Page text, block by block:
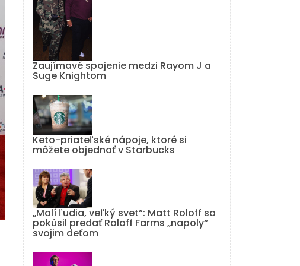
Zaujímavé spojenie medzi Rayom J a
Suge Knightom
Keto-priateľské nápoje, ktoré si
môžete objednať v Starbucks
„Malí ľudia, veľký svet“: Matt Roloff sa
pokúsil predať Roloff Farms „napoly“
svojim deťom